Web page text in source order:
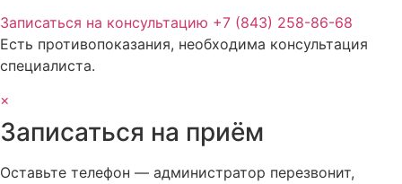
Записаться на консультацию +7 (843) 258-86-68
Есть противопоказания, необходима консультация
специалиста.
×
Записаться на приём
Оставьте телефон — администратор перезвонит,